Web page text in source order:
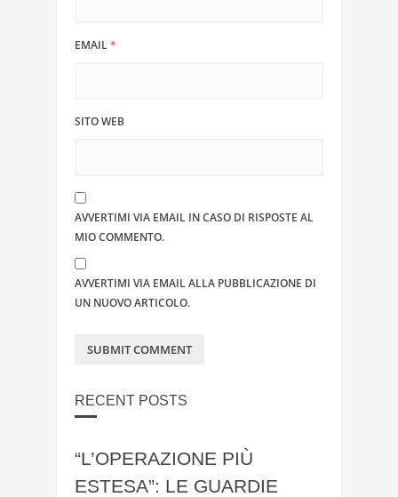
EMAIL*
SITO WEB
AVVERTIMI VIA EMAIL IN CASO DI RISPOSTE AL
MIO COMMENTO.
AVVERTIMI VIA EMAIL ALLA PUBBLICAZIONE DI
UN NUOVO ARTICOLO.
RECENT POSTS
“L’OPERAZIONE PIÙ
ESTESA”: LE GUARDIE